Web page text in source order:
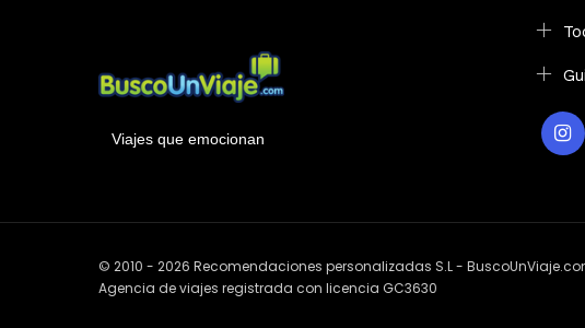
Viajes que emocionan
© 2010 - 2026 Recomendaciones personalizadas S.L -
Agencia de viajes registrada con licencia GC3630